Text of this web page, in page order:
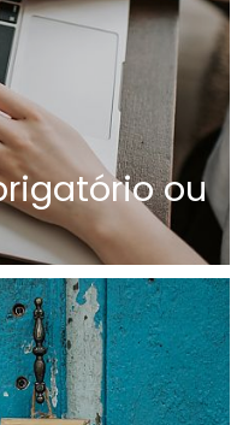
ou